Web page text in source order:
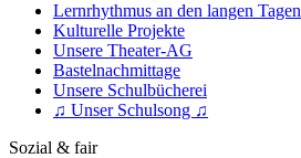
Lernrhythmus an den langen Tagen
Kulturelle Projekte
Unsere Theater-AG
Bastelnachmittage
Unsere Schulbücherei
♫ Unser Schulsong ♫
Sozial & fair